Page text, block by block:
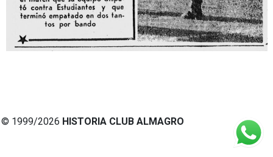
© 1999/2026 HISTORIA CLUB ALMAGRO